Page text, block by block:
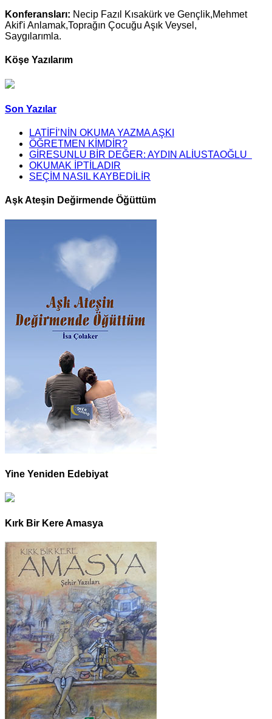
Konferansları: Necip Fazıl Kısakürk ve Gençlik,Mehmet
Akif'i Anlamak,Toprağın Çocuğu Aşık Veysel,
Saygılarımla.
Köşe Yazılarım
Son Yazılar
LATİFİ’NİN OKUMA YAZMA AŞKI
ÖĞRETMEN KİMDİR?
GİRESUNLU BİR DEĞER: AYDIN ALİUSTAOĞLU
OKUMAK İPTİLADIR
SEÇİM NASIL KAYBEDİLİR
Aşk Ateşin Değirmende Öğüttüm
Yine Yeniden Edebiyat
Kırk Bir Kere Amasya